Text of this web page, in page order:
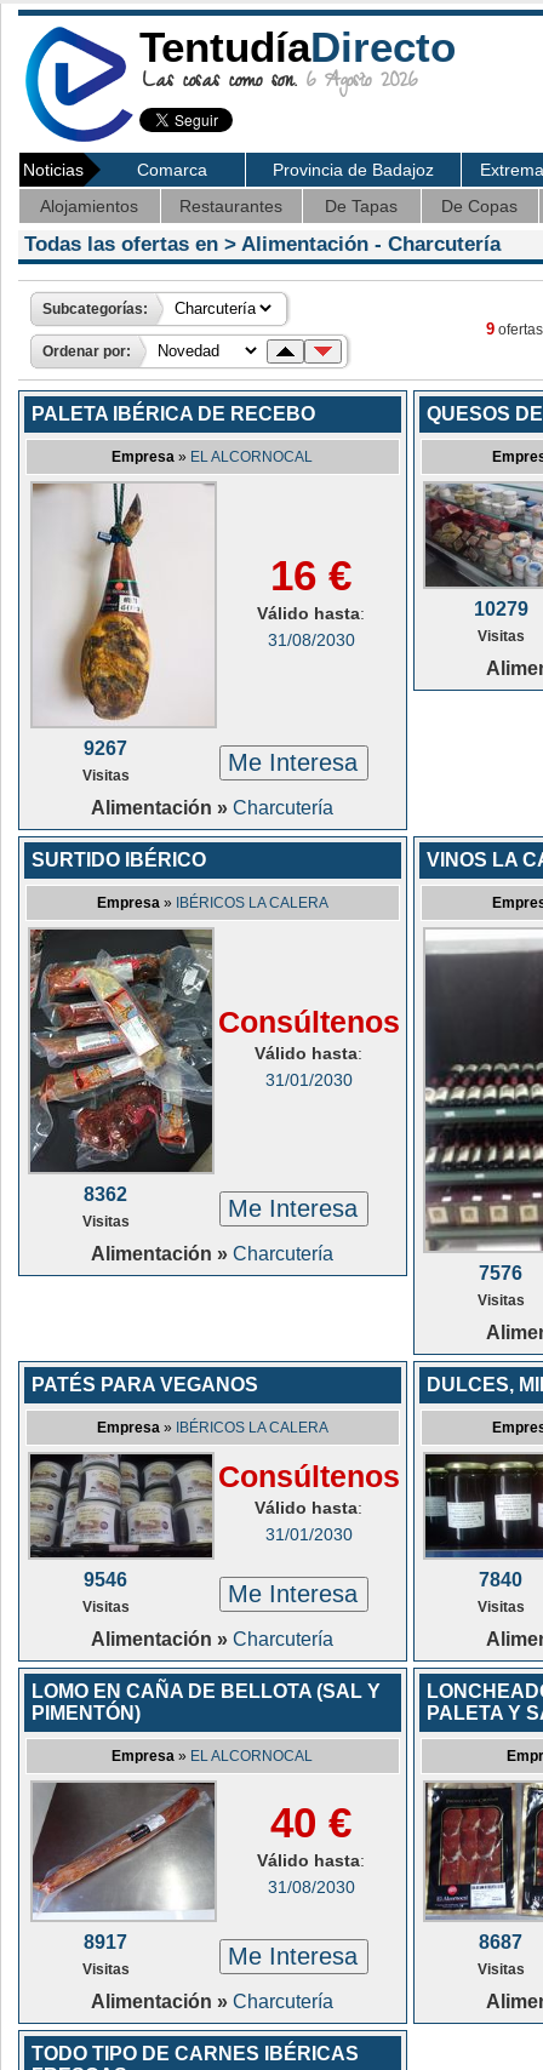
TentudíaDirecto
Las cosas como son. 6 Agosto 2026
Noticias Comarca Provincia de Badajoz
Alojamientos
Restaurantes De Tapas De Copas
Todas las ofertas en > Alimentación - Charcutería
Subcategorías:
Ordenar por:
9
PALETA IBÉRICA DE RECEBO
Empresa » EL ALCORNOCAL
16 €
Válido hasta:
31/08/2030
9267
Visitas Me Interesa
Alimentación »Charcutería
QUESOS
10279
Visitas
SURTIDO IBÉRICO
Empresa » IBÉRICOS LA CALERA
Consúltenos
Válido hasta:
31/01/2030
8362
Visitas Me Interesa
Alimentación »Charcutería
VINOS LA
7576
Visitas
PATÉS PARA VEGANOS
Empresa » IBÉRICOS LA CALERA
Consúltenos
Válido hasta:
31/01/2030
9546
Visitas Me Interesa
Alimentación »Charcutería
DULCES,
7840
Visitas
LOMO EN CAÑA DE BELLOTA (SAL Y
PIMENTÓN)
Empresa » EL ALCORNOCAL
40 €
Válido hasta:
31/08/2030
8917
Visitas Me Interesa
Alimentación »Charcutería
PALETA Y
8687
Visitas
TODO TIPO DE CARNES IBÉRICAS